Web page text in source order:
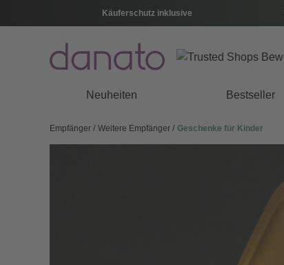
Käuferschutz inklusive
Neuheiten Bestseller
Empfänger Weitere Empfänger Geschenke für Kinder